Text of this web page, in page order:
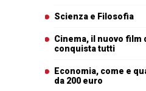
Scienza e Filosofia
Cinema, il nuovo film
conquista tutti
Economia, come e
da 200 euro